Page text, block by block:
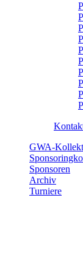
GWA-
Sponsoren
Archiv
Turniere